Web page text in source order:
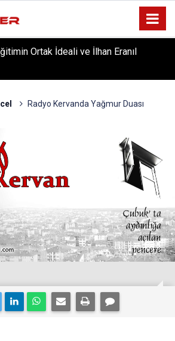
Ortak İdeali ve İlhan Eranıl
‘YAZA MERHABA’ COŞKUSU: Kursiyerler
Eğlendi!
Radyo Kervanda Yağmur Duası